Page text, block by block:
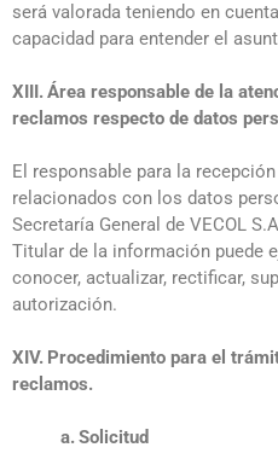
será valorada teniendo en
capacidad para entender el
XIII.Área responsable de la
reclamos respecto de datos
El responsable para la
relacionados con los datos
Secretaría General de VECOL
Titular de la información puede
conocer, actualizar, rectificar,
autorización.
XIV. Procedimiento para el
reclamos.
a.Solicitud